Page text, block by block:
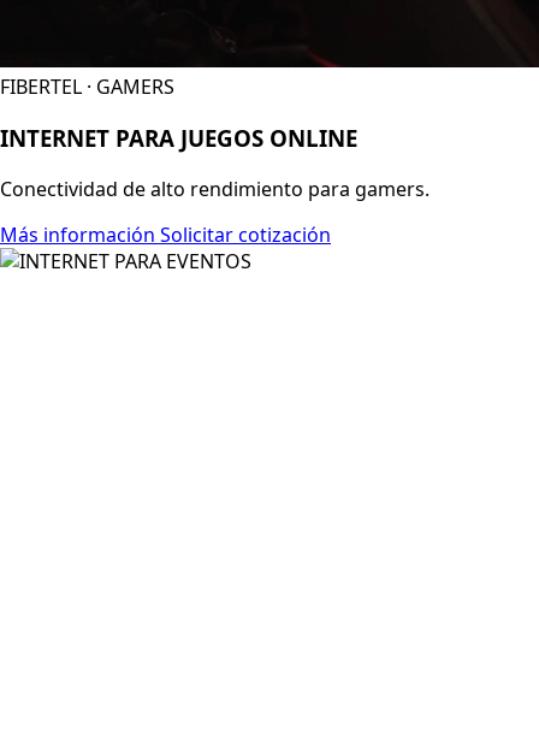
FIBERTEL · GAMERS
INTERNET PARA JUEGOS ONLINE
Conectividad de alto rendimiento para gamers.
Más información Solicitar cotización